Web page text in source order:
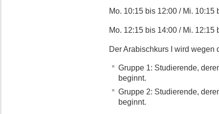
Mo. 10:15 bis 12:00 / Mi.
Mo. 12:15 bis 14:00 / Mi.
Der Arabischkurs I wird wegen
Gruppe 1: Studierende,
beginnt.
Gruppe 2: Studierende,
beginnt.